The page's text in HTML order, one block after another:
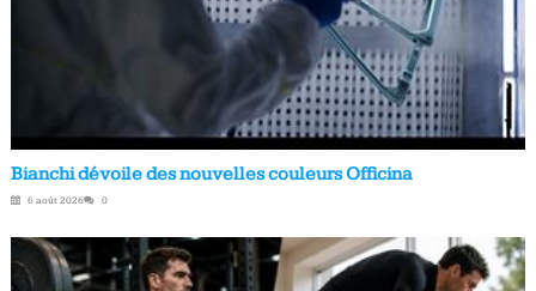
Bianchi dévoile des nouvelles couleurs Officina
6 août 2026 0